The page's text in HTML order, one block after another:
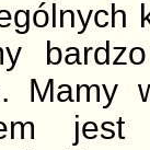
Mamy
jest